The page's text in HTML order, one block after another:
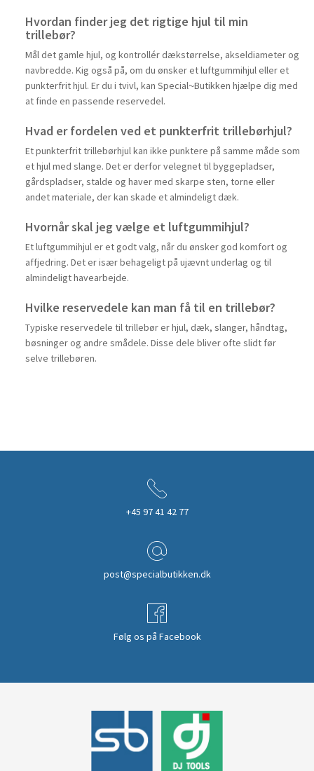
Hvordan finder jeg det rigtige hjul til min
trillebør?
Mål det gamle hjul, og kontrollér dækstørrelse, akseldiameter og
navbredde. Kig også på, om du ønsker et luftgummihjul eller et
punkterfrit hjul. Er du i tvivl, kan Special~Butikken hjælpe dig med
at finde en passende reservedel.
Hvad er fordelen ved et punkterfrit trillebørhjul?
Et punkterfrit trillebørhjul kan ikke punktere på samme måde som
et hjul med slange. Det er derfor velegnet til byggepladser,
gårdspladser, stalde og haver med skarpe sten, torne eller
andet materiale, der kan skade et almindeligt dæk.
Hvornår skal jeg vælge et luftgummihjul?
Et luftgummihjul er et godt valg, når du ønsker god komfort og
affjedring. Det er især behageligt på ujævnt underlag og til
almindeligt havearbejde.
Hvilke reservedele kan man få til en trillebør?
Typiske reservedele til trillebør er hjul, dæk, slanger, håndtag,
bøsninger og andre smådele. Disse dele bliver ofte slidt før
selve trillebøren.
+45 97 41 42 77
post@specialbutikken.dk
Følg os på Facebook